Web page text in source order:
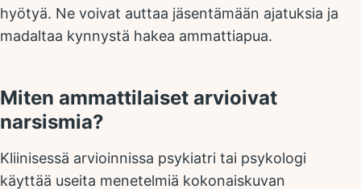
hyötyä. Ne voivat auttaa jäsentämään ajatuksia ja
madaltaa kynnystä hakea ammattiapua.
Miten ammattilaiset arvioivat
narsismia?
Kliinisessä arvioinnissa psykiatri tai psykologi
käyttää useita menetelmiä kokonaiskuvan